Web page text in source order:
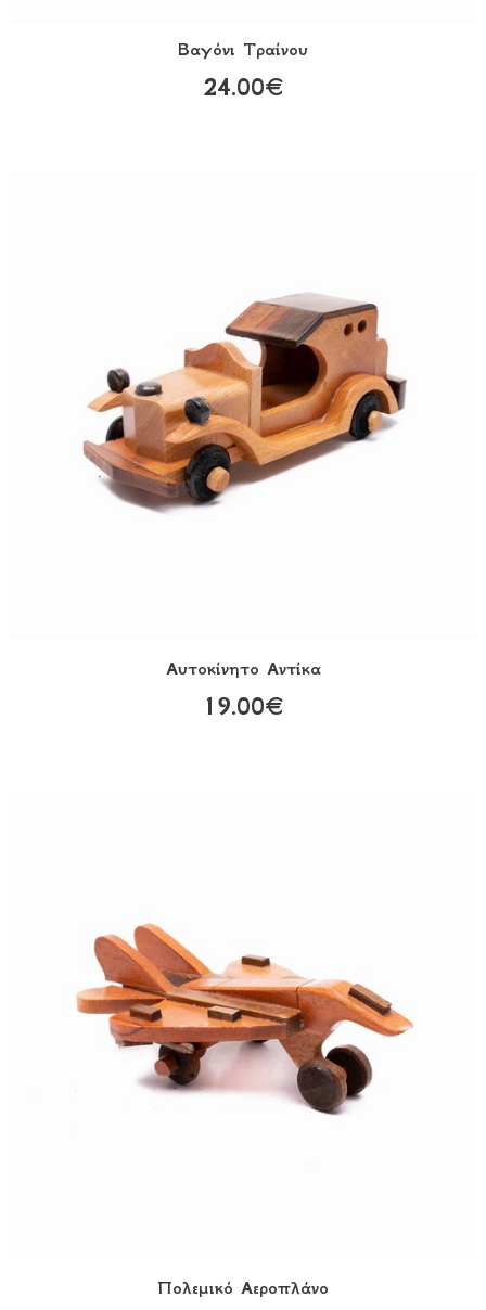
Βαγόνι Tραίνου
24.00€
Αυτοκίνητο Aντίκα
19.00€
Πολεμικό Αεροπλάνο